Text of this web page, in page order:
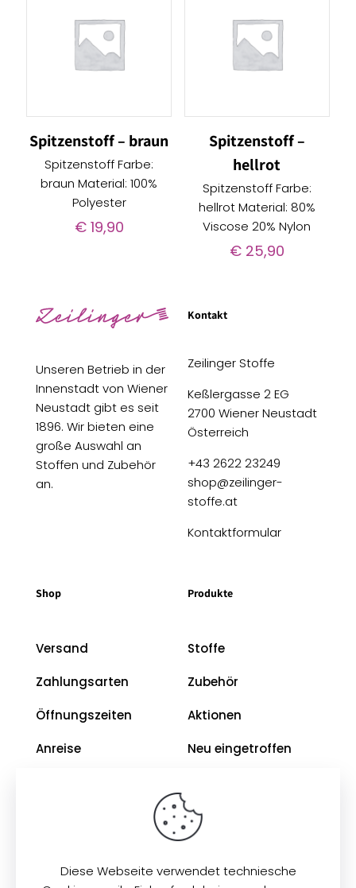
Spitzenstoff – braun
Spitzenstoff Farbe:
braun Material: 100%
Polyester
€19,90
Spitzenstoff –
hellrot
Spitzenstoff Farbe:
hellrot Material: 80%
Viscose 20% Nylon
€25,90
Unseren Betrieb in der
Innenstadt von Wiener
Neustadt gibt es seit
1896. Wir bieten eine
große Auswahl an
Stoffen und Zubehör
an.
Kontakt
Zeilinger Stoffe
Keßlergasse 2 EG
2700 Wiener Neustadt
Österreich
+43 2622 23249
shop@zeilinger-
stoffe.at
Kontaktformular
Shop
Versand
Zahlungsarten
Öffnungszeiten
Anreise
Datenschutz
Produkte
Stoffe
Zubehör
Aktionen
Neu eingetroffen
Diese Webseite verwendet techniesche